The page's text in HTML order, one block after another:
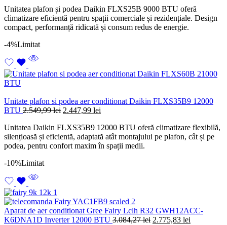
a
fost:
2.192,99 lei.
este:
2.090,99 lei.
Unitatea plafon și podea Daikin FLXS25B 9000 BTU oferă
climatizare eficientă pentru spații comerciale și rezidențiale. Design
compact, performanță ridicată și consum redus de energie.
-4%Limitat
Unitate plafon si podea aer conditionat Daikin FLXS35B9 12000
BTU 2.549,99lei Prețul
a
fost:
2.549,99 lei.
2.447,99 lei
este:
2.447,99 lei.
Unitatea Daikin FLXS35B9 12000 BTU oferă climatizare flexibilă,
silențioasă și eficientă, adaptată atât montajului pe plafon, cât și pe
podea, pentru confort maxim în spații medii.
-10%Limitat
Aparat de aer conditionat Gree Fairy Lclh R32 GWH12ACC-
K6DNA1D Inverter 12000 BTU 3.084,27lei Prețul
2.775,83 lei